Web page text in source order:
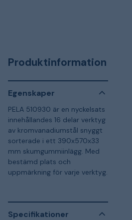
Produktinformation
Egenskaper
PELA 510930 är en nyckelsats
innehållandes 16 delar verktyg
av kromvanadiumstål snyggt
sorterade i ett 390x570x33
mm skumgummiinlägg. Med
bestämd plats och
uppmärkning för varje verktyg.
Specifikationer